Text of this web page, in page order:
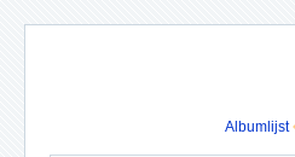
Albumlijst